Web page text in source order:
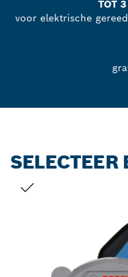
TOT
voor elektrische
SELECTEER